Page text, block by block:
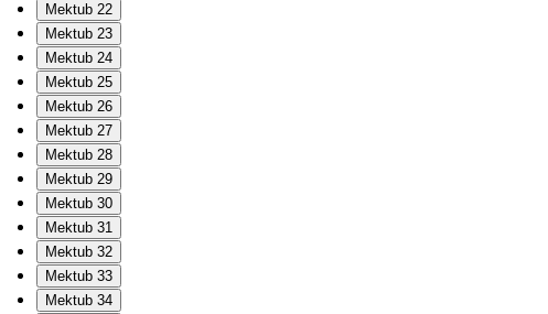
Mektub 22
Mektub 23
Mektub 24
Mektub 25
Mektub 26
Mektub 27
Mektub 28
Mektub 29
Mektub 30
Mektub 31
Mektub 32
Mektub 33
Mektub 34